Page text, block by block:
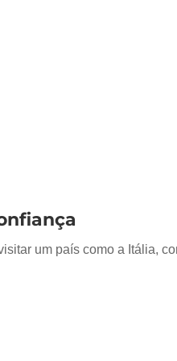
um país como a Itália,